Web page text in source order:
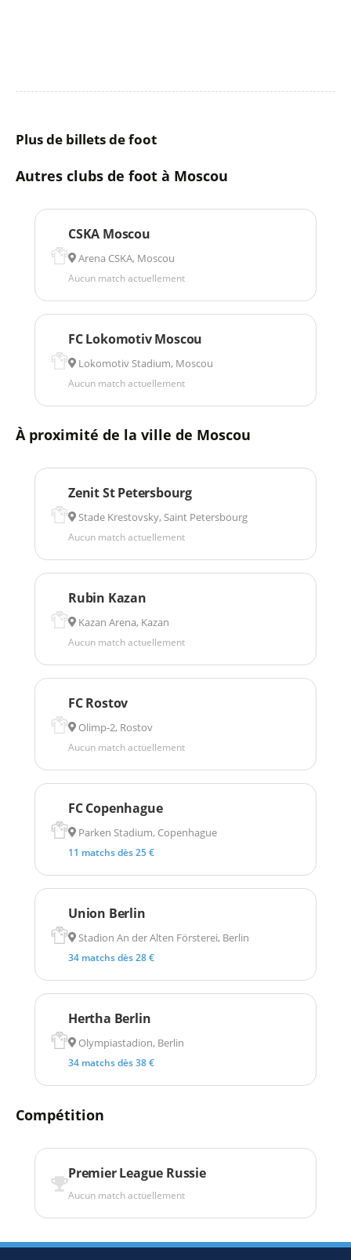
Plus de billets de foot
Autres clubs de foot à Moscou
CSKA Moscou
Arena CSKA, Moscou
Aucun match actuellement
FC Lokomotiv Moscou
Lokomotiv Stadium, Moscou
Aucun match actuellement
À proximité de la ville de Moscou
Zenit St Petersbourg
Stade Krestovsky, Saint Petersbourg
Aucun match actuellement
Rubin Kazan
Kazan Arena, Kazan
Aucun match actuellement
FC Rostov
Olimp-2, Rostov
Aucun match actuellement
FC Copenhague
Parken Stadium, Copenhague
11 matchs dès 25 €
Union Berlin
Stadion An der Alten Försterei, Berlin
34 matchs dès 28 €
Hertha Berlin
Olympiastadion, Berlin
34 matchs dès 38 €
Compétition
Premier League Russie
Aucun match actuellement